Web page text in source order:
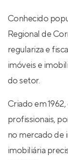
Conhecido
Regional de
regulariza e
imóveis e
do setor.
Criado em
profissionais,
no mercado de
imobiliária